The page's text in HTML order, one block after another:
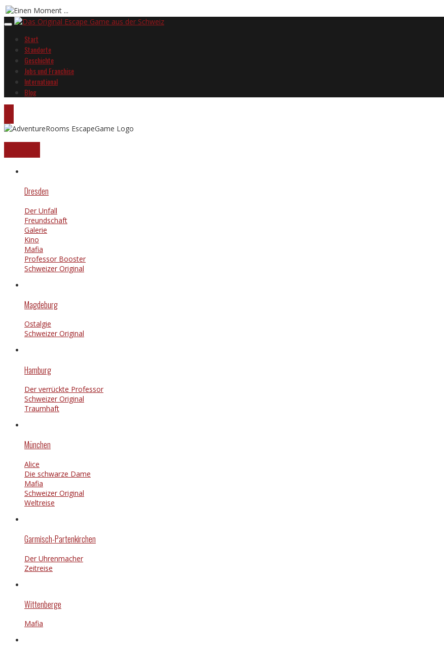
Start
Standorte
Geschichte
Jobs und Franchise
International
Blog
Dresden
Der Unfall
Freundschaft
Galerie
Kino
Mafia
Professor Booster
Schweizer Original
Magdeburg
Ostalgie
Schweizer Original
Hamburg
Der verrückte Professor
Schweizer Original
Traumhaft
München
Alice
Die schwarze Dame
Mafia
Schweizer Original
Weltreise
Garmisch-Partenkirchen
Der Uhrenmacher
Zeitreise
Wittenberge
Mafia